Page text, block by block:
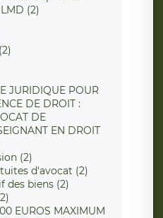
(2)
JURIDIQUE POUR
DE DROIT :
DE
EN DROIT
(2)
d'avocat (2)
des biens (2)
EUROS MAXIMUM